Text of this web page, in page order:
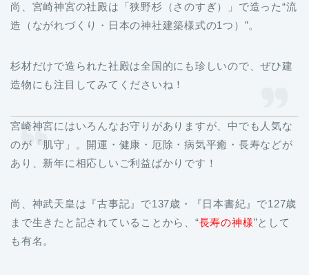
尚、宮崎神宮の社殿は「狭野杉（さのすぎ）」で造った“流
造（ながれづくり・日本の神社建築様式の1つ）”。
杉材だけで造られた社殿は全国的にも珍しいので、ぜひ建
造物にも注目してみてくださいね！
宮崎神宮にはいろんなお守りがありますが、中でも人気な
のが「肌守」。開運・健康・厄除・病気平癒・長寿などが
あり、新年に相応しいご利益ばかりです！
尚、神武天皇は『古事記』で137歳・『日本書紀』で127歳
まで生きたと記されていることから、“長寿の神様”として
も有名。